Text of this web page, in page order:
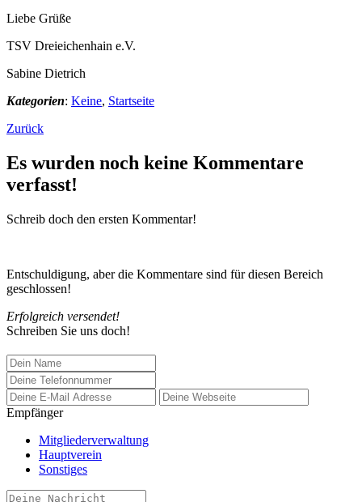
Liebe Grüße
TSV Dreieichenhain e.V.
Sabine Dietrich
Kategorien: Keine, Startseite
Zurück
Es wurden noch keine Kommentare
verfasst!
Schreib doch den ersten Kommentar!
Entschuldigung, aber die Kommentare sind für diesen Bereich
geschlossen!
Erfolgreich versendet!
Schreiben Sie uns doch!
Empfänger
Mitgliederverwaltung
Hauptverein
Sonstiges